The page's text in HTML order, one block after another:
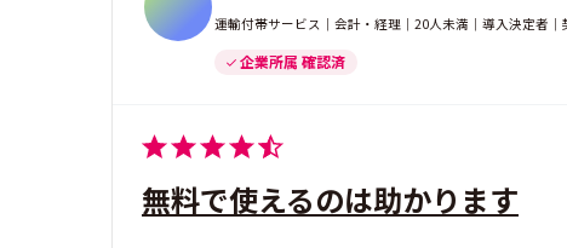
運輸付帯サービス｜会計・経理｜20人未満｜導入決定者｜
企業所属 確認済
無料で使えるのは助かります